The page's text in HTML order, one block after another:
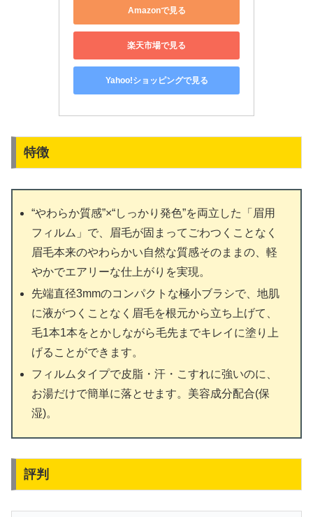
Amazonで見る
楽天市場で見る
Yahoo!ショッピングで見る
特徴
“やわらか質感”×“しっかり発色”を両立した「眉用
フィルム」で、眉毛が固まってごわつくことなく
眉毛本来のやわらかい自然な質感そのままの、軽
やかでエアリーな仕上がりを実現。
先端直径3mmのコンパクトな極小ブラシで、地肌
に液がつくことなく眉毛を根元から立ち上げて、
毛1本1本をとかしながら毛先までキレイに塗り上
げることができます。
フィルムタイプで皮脂・汗・こすれに強いのに、
お湯だけで簡単に落とせます。美容成分配合(保
湿)。
評判